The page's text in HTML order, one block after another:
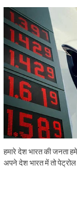
हमारे देश भारत की जनता
अपने देश भारत में तो